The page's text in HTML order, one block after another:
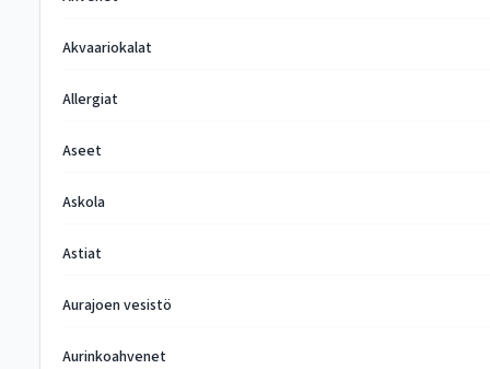
Akvaariokalat
Allergiat
Aseet
Askola
Astiat
Aurajoen vesistö
Aurinkoahvenet